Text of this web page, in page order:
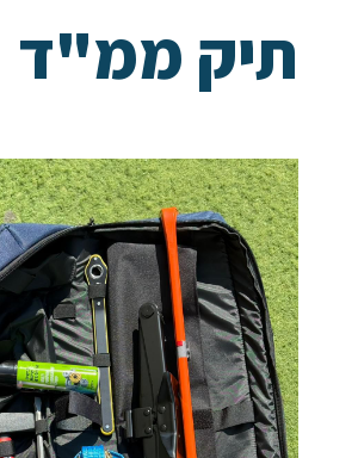
תיק ממ"ד